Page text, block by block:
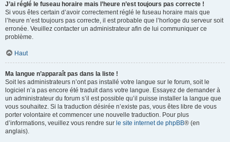
J’ai réglé le fuseau horaire mais l’heure n’est toujours pas correcte !
Si vous êtes certain d’avoir correctement réglé le fuseau horaire mais que
l’heure n’est toujours pas correcte, il est probable que l’horloge du serveur soit
erronée. Veuillez contacter un administrateur afin de lui communiquer ce
problème.
Haut
Ma langue n’apparaît pas dans la liste !
Soit les administrateurs n’ont pas installé votre langue sur le forum, soit le
logiciel n’a pas encore été traduit dans votre langue. Essayez de demander à
un administrateur du forum s’il est possible qu’il puisse installer la langue que
vous souhaitez. Si la traduction désirée n’existe pas, vous êtes libre de vous
porter volontaire et commencer une nouvelle traduction. Pour plus
d’informations, veuillez vous rendre sur le site internet de phpBB® (en
anglais).